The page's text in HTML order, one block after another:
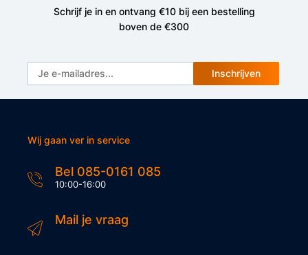
Schrijf je in en ontvang €10 bij een bestelling
boven de €300
Inschrijven
Wij gaan ver in service
Bel 085-0161 085
10:00-16:00
Mail je vraag